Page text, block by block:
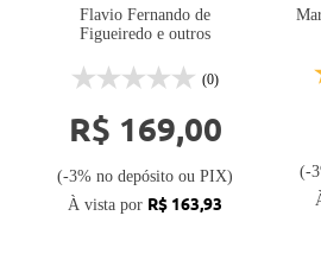
extrajudiciais de
conflitos
Flavio Fernando de
Figueiredo e outros
(0)
R$ 169,00
(-3% no depósito ou PIX)
À vista por R$ 163,93
(-